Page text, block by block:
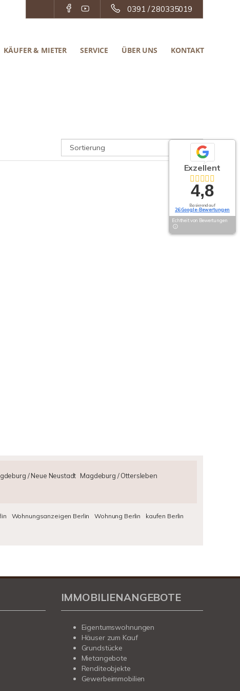
0391 / 280335019
KÄUFER & MIETER SERVICE ÜBER UNS KONTAKT
/ Neue Neustadt Magdeburg / Ottersleben
Wohnungsanzeigen Berlin Wohnung Berlin
kaufen Berlin
Exzellent
4,8
Basierend auf
26 Google-Bewertungen
Echtheit von Bewertungen
IMMOBILIENANGEBOTE
Eigentumswohnungen
Häuser zum Kauf
Grundstücke
Mietangebote
Renditeobjekte
Gewerbeimmobilien